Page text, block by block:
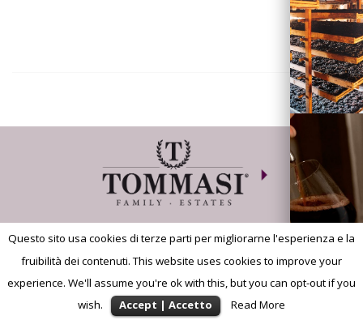
Questo sito usa cookies di terze parti per migliorarne l'esperienza e la
fruibilità dei contenuti. This website uses cookies to improve your
experience. We'll assume you're ok with this, but you can opt-out if you
wish.
Accept | Accetto Read More
Visita la
Cantina
Dove siamo
Advision. Brand Experience S.S. Agricola Tommasi Viticoltori | p.iva 02628200236